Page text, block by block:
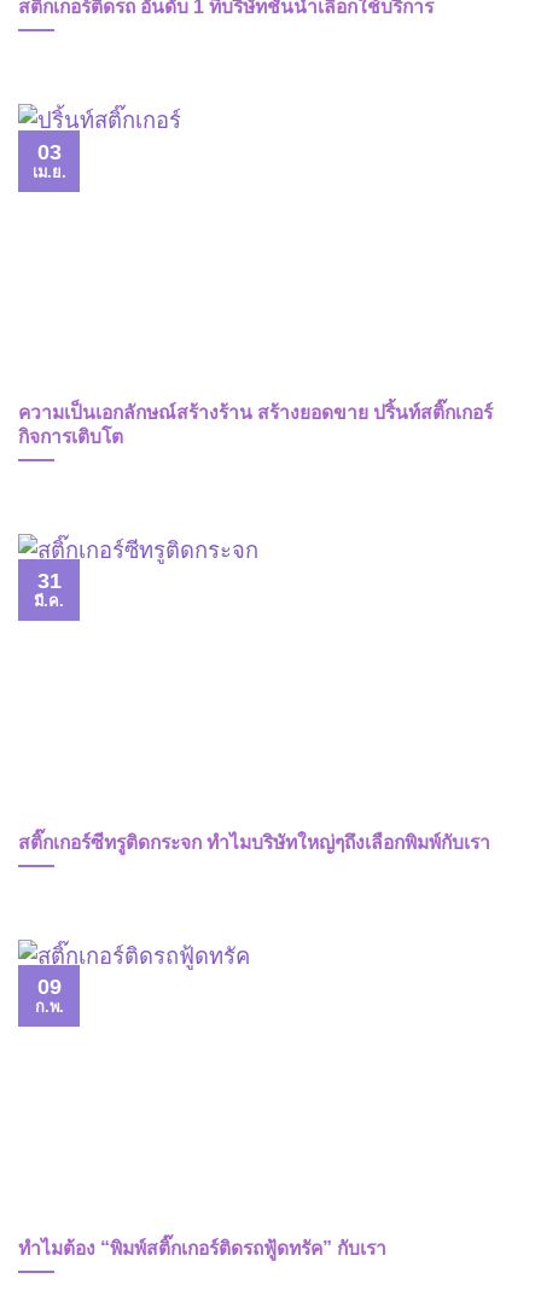
สติ๊กเกอร์ติดรถ อันดับ 1 ที่บริษัทชั้นนำเลือกใช้บริการ
ความเป็นเอกลักษณ์สร้างร้าน สร้างยอดขาย ปริ้นท์สติ๊กเกอร์
กิจการเติบโต
03
เม.ย.
สติ๊กเกอร์ซีทรูติดกระจก ทำไมบริษัทใหญ่ๆถึงเลือกพิมพ์กับเรา
31
มี.ค.
ทำไมต้อง “พิมพ์สติ๊กเกอร์ติดรถฟู้ดทรัค” กับเรา
09
ก.พ.